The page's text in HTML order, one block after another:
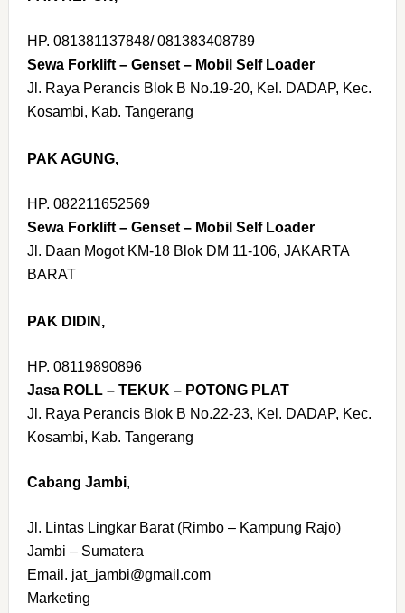
HP. 081381137848/ 081383408789
Sewa Forklift – Genset – Mobil Self Loader
Jl. Raya Perancis Blok B No.19-20, Kel. DADAP, Kec.
Kosambi, Kab. Tangerang
PAK AGUNG,
HP. 082211652569
Sewa Forklift – Genset – Mobil Self Loader
Jl. Daan Mogot KM-18 Blok DM 11-106, JAKARTA
BARAT
PAK DIDIN,
HP. 08119890896
Jasa ROLL – TEKUK – POTONG PLAT
Jl. Raya Perancis Blok B No.22-23, Kel. DADAP, Kec.
Kosambi, Kab. Tangerang
Cabang Jambi,
Jl. Lintas Lingkar Barat (Rimbo – Kampung Rajo)
Jambi – Sumatera
Email. jat_jambi@gmail.com
Marketing